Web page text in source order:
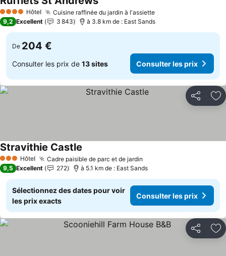
4 Étoiles Hôtel Cuisine raffinée du jardin à l'assietteConsulter les prix
Consulter les prix
9,2 Excellent 3 843 à 3.8 km de : East Sands
De 204 €
Consulter les prix de 13 sites Consulter les prix
Partager
3 ÉtoilesHôtel Cadre paisible de parc et de jardin
Stravithie Castle
9,5 Excellent 272 à 5.1 km de : East Sands
Sélectionnez des dates pour voir
les prix exacts
Consulter les prix
Partager